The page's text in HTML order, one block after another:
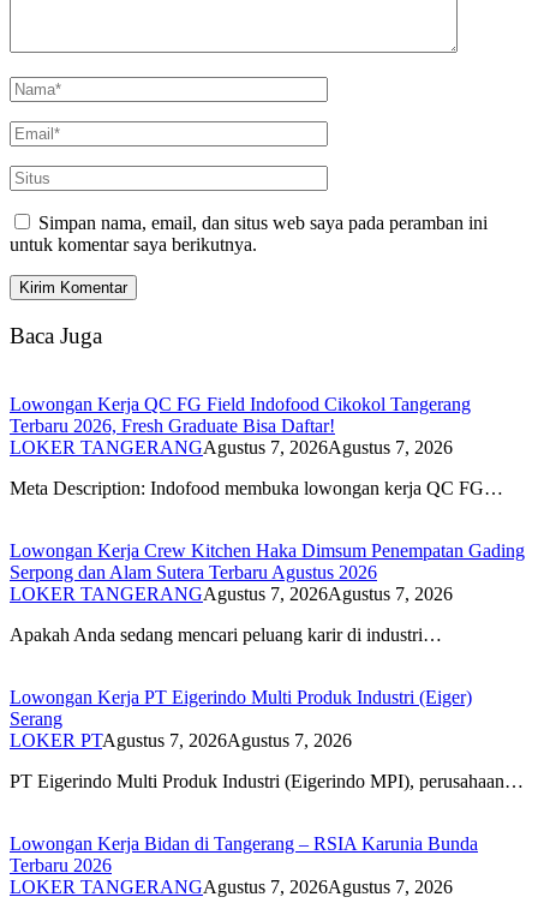
Simpan nama, email, dan situs web saya pada peramban ini
untuk komentar saya berikutnya.
Baca Juga
Lowongan Kerja QC FG Field Indofood Cikokol Tangerang
Terbaru 2026, Fresh Graduate Bisa Daftar!
LOKER TANGERANGAgustus 7, 2026Agustus 7, 2026
Meta Description: Indofood membuka lowongan kerja QC FG…
Lowongan Kerja Crew Kitchen Haka Dimsum Penempatan Gading
Serpong dan Alam Sutera Terbaru Agustus 2026
LOKER TANGERANGAgustus 7, 2026Agustus 7, 2026
Apakah Anda sedang mencari peluang karir di industri…
Lowongan Kerja PT Eigerindo Multi Produk Industri (Eiger)
Serang
LOKER PTAgustus 7, 2026Agustus 7, 2026
PT Eigerindo Multi Produk Industri (Eigerindo MPI), perusahaan…
Lowongan Kerja Bidan di Tangerang – RSIA Karunia Bunda
Terbaru 2026
LOKER TANGERANGAgustus 7, 2026Agustus 7, 2026